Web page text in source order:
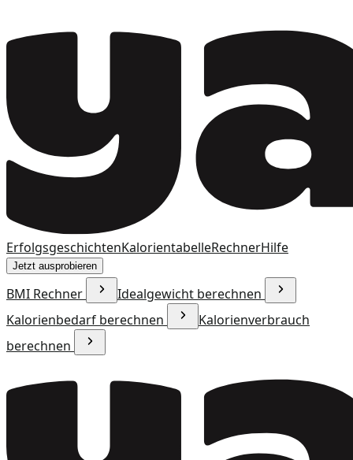
ErfolgsgeschichtenKalorientabelleRechnerHilfe
Jetzt ausprobieren
BMI Rechner
Idealgewicht berechnen
Kalorienbedarf berechnen
Kalorienverbrauch
berechnen